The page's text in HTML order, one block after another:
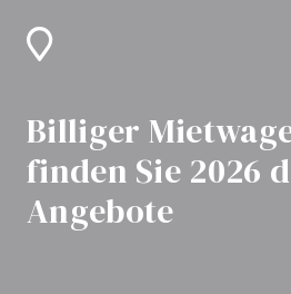
Billiger
finden Sie 2026
Angebote